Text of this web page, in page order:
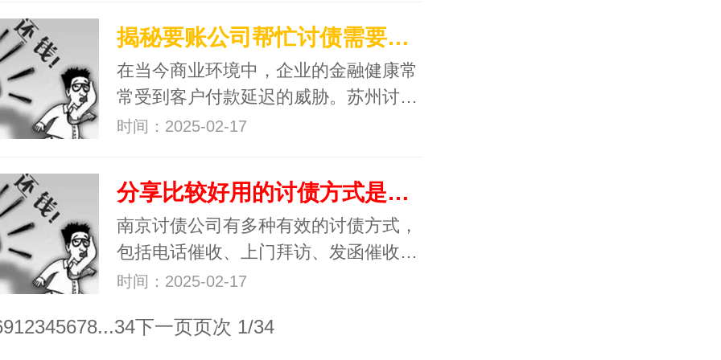
揭秘要账公司帮忙讨债需要注意什么细节呢？
在当今商业环境中，企业的金融健康常
常受到客户付款延迟的威胁。苏州讨…
时间：2025-02-17
分享比较好用的讨债方式是什么呢？
南京讨债公司有多种有效的讨债方式，
包括电话催收、上门拜访、发函催收…
时间：2025-02-17
12345678...34下一页页次 1/34